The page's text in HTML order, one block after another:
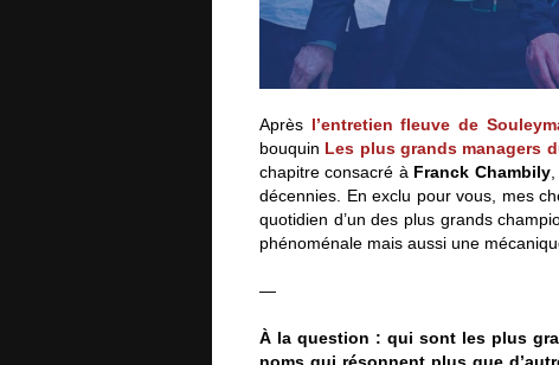
Après l’entretien fleuve de
bouquin Les plus grands managers
chapitre consacré à Franck Chambily,
décennies. En exclu pour vous, mes
quotidien d’un des plus grands
phénoménale mais aussi une
—
À la question : qui sont les plus